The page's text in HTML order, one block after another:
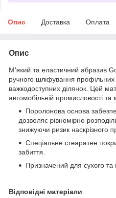
Опис Доставка Оплата
Опис
М'який та еластичний абразив
ручного шліфування профільних
важкодоступних ділянок. Цей
автомобільній промисловості
Поролонова основа
дозволяє рівномірно
знижуючи ризик наскрізного
Спеціальне стеаратне
забиття.
Призначений для сухого та
Відповідні матеріали